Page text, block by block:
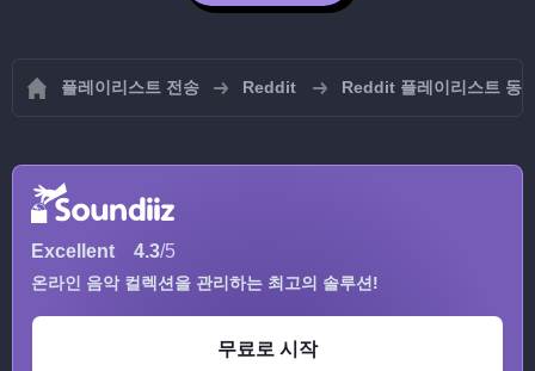
플레이리스트 전송 Reddit Reddit 플레이리스트 동
Excellent 4.3/5
온라인 음악 컬렉션을 관리하는 최고의 솔루션!
무료로 시작